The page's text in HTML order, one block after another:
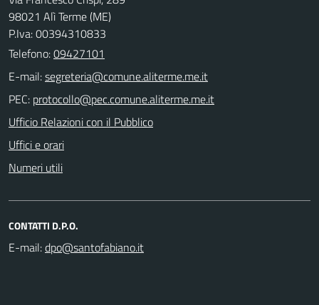
98021 Alì Terme (ME)
P.Iva: 00394310833
Telefono:09427101
E-mail:
PEC:
Ufficio Relazioni con il Pubblico
Uffici e orari
Numeri utili
CONTATTI D.P.O.
E-mail: